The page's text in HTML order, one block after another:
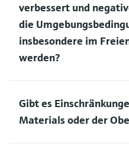
verbessert und
die
insbesondere im
werden?
Gibt es
Materials oder der